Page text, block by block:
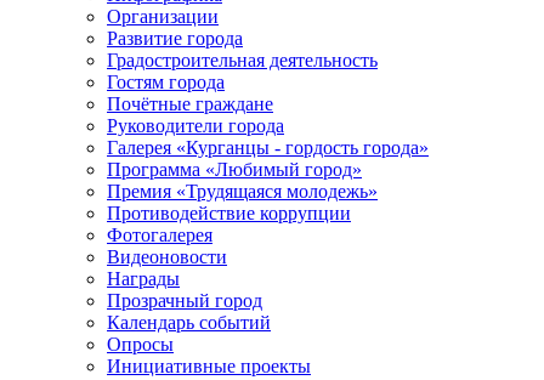
Организации
Развитие города
Градостроительная деятельность
Гостям города
Почётные граждане
Руководители города
Галерея «Курганцы - гордость города»
Программа «Любимый город»
Премия «Трудящаяся молодежь»
Противодействие коррупции
Фотогалерея
Видеоновости
Награды
Прозрачный город
Календарь событий
Опросы
Инициативные проекты